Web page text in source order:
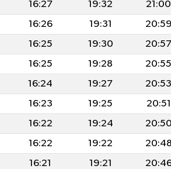
16:27 19:32
21:00
16:26 19:31
20:59
16:25 19:30
20:57
16:25 19:28
20:55
16:24 19:27
20:53
16:23 19:25
20:51
16:22 19:24
20:50
16:22 19:22
20:48
16:21 19:21